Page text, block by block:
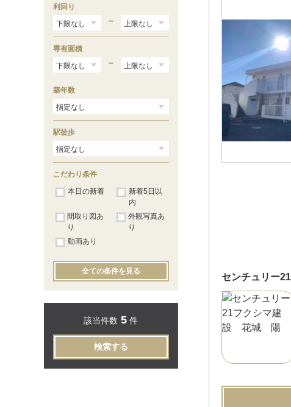
センチュリー
利回り
～
専有面積
～
築年数
駅徒歩
こだわり条件
本日の新着
新着5日以
内
間取り図あ
り
外観写真あ
り
動画あり
全ての条件を見る
該当件数 5 件
検索する